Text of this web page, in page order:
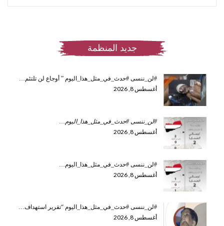
جديد المنظمة
#لن_ننسى #حدث_في_مثل_هذا_اليوم ” أوجاع لن تلتئم…
أغسطس 8, 2026
#لن_ننسى #حدث_في_مثل_هذا_اليوم…
أغسطس 8, 2026
#لن_ننسى #حدث_في_مثل_هذا_اليوم…
أغسطس 8, 2026
#لن_ننسى #حدث_في_مثل_هذا_اليوم “تقرير استهداف…
أغسطس 8, 2026